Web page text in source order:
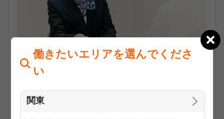
働きたいエリアを選んでくださ
い
関東
実感や達成感が得られるお仕事がたくさんあります。